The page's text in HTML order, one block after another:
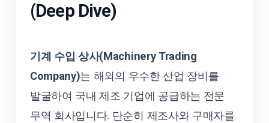
(Deep Dive)
기계 수입 상사(Machinery Trading
Company)는 해외의 우수한 산업 장비를
발굴하여 국내 제조 기업에 공급하는 전문
무역 회사입니다. 단순히 제조사와 구매자를